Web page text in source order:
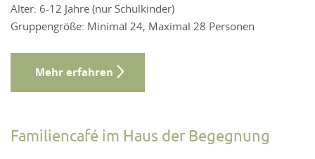
Alter: 6-12 Jahre (nur Schulkinder)
Gruppengröße: Minimal 24, Maximal 28 Personen
Mehr erfahren
Familiencafé im Haus der Begegnung